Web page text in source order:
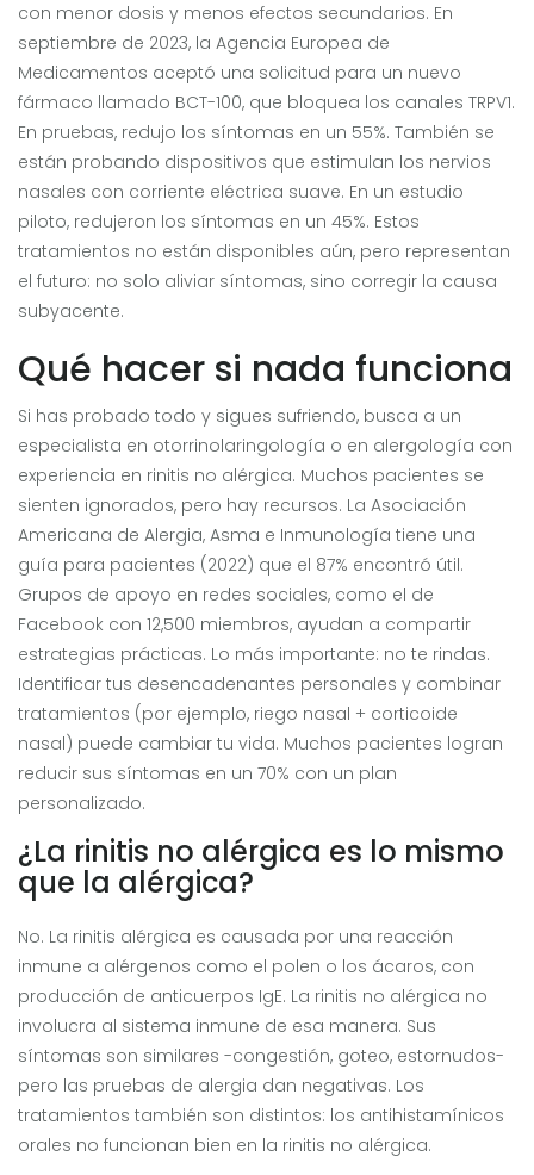
con menor dosis y menos efectos secundarios. En
septiembre de 2023, la Agencia Europea de
Medicamentos aceptó una solicitud para un nuevo
fármaco llamado BCT-100, que bloquea los canales TRPV1.
En pruebas, redujo los síntomas en un 55%. También se
están probando dispositivos que estimulan los nervios
nasales con corriente eléctrica suave. En un estudio
piloto, redujeron los síntomas en un 45%. Estos
tratamientos no están disponibles aún, pero representan
el futuro: no solo aliviar síntomas, sino corregir la causa
subyacente.
Qué hacer si nada funciona
Si has probado todo y sigues sufriendo, busca a un
especialista en otorrinolaringología o en alergología con
experiencia en rinitis no alérgica. Muchos pacientes se
sienten ignorados, pero hay recursos. La Asociación
Americana de Alergia, Asma e Inmunología tiene una
guía para pacientes (2022) que el 87% encontró útil.
Grupos de apoyo en redes sociales, como el de
Facebook con 12,500 miembros, ayudan a compartir
estrategias prácticas. Lo más importante: no te rindas.
Identificar tus desencadenantes personales y combinar
tratamientos (por ejemplo, riego nasal + corticoide
nasal) puede cambiar tu vida. Muchos pacientes logran
reducir sus síntomas en un 70% con un plan
personalizado.
¿La rinitis no alérgica es lo mismo
que la alérgica?
No. La rinitis alérgica es causada por una reacción
inmune a alérgenos como el polen o los ácaros, con
producción de anticuerpos IgE. La rinitis no alérgica no
involucra al sistema inmune de esa manera. Sus
síntomas son similares -congestión, goteo, estornudos-
pero las pruebas de alergia dan negativas. Los
tratamientos también son distintos: los antihistamínicos
orales no funcionan bien en la rinitis no alérgica.